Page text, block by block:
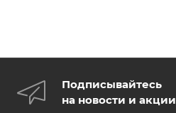
Подписывайтесь
на новости и акции